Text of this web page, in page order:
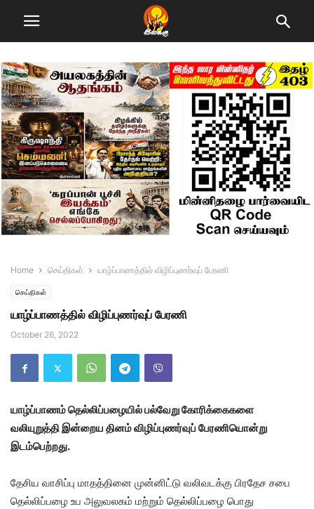
Home செய்திகள் யாழ்ப்பாணத்தில் விழிப்புணர்வுப் பேரணி
செய்திகள்
யாழ்ப்பாணத்தில் விழிப்புணர்வுப் பேரணி
October 26, 2022
யாழ்ப்பாணம் தெல்லிப்பழையில் பல்வேறு கோரிக்கைகளை
வலியுறுத்தி இன்றைய தினம் விழிப்புணர்வுப் பேரணியொன்று
இடம்பெற்றது.
தேசிய வாசிப்பு மாதத்தினை முன்னிட்டு வலிவடக்கு பிரதேச சபை
தெல்லிப்பழை உப அலுவலகம் மற்றும் தெல்லிப்பழை பொது